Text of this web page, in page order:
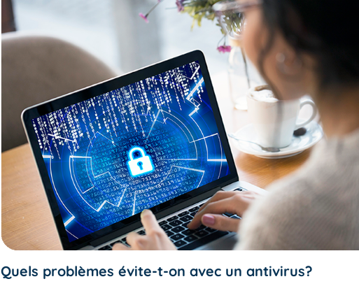
Quels problèmes évite-t-on avec un antivirus?